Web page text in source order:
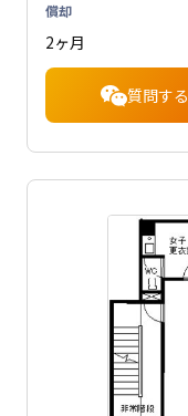
償却
2ヶ月
質問する